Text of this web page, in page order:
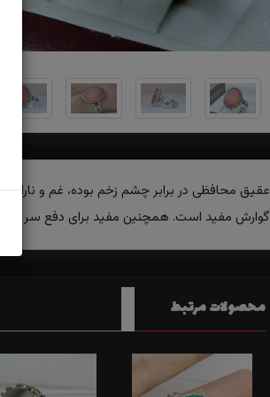
عقیق محافظی در برابر چشم زخم بوده، غم و
گوارش مفید است. همچنین مفید برای دفع سر درد
محصولات مرتبط